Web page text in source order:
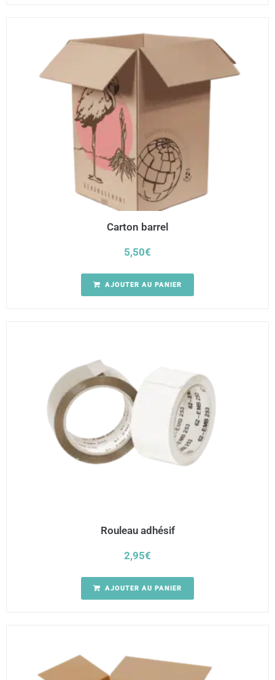
Carton barrel
5,50€
AJOUTER AU PANIER
Rouleau adhésif
2,95€
AJOUTER AU PANIER